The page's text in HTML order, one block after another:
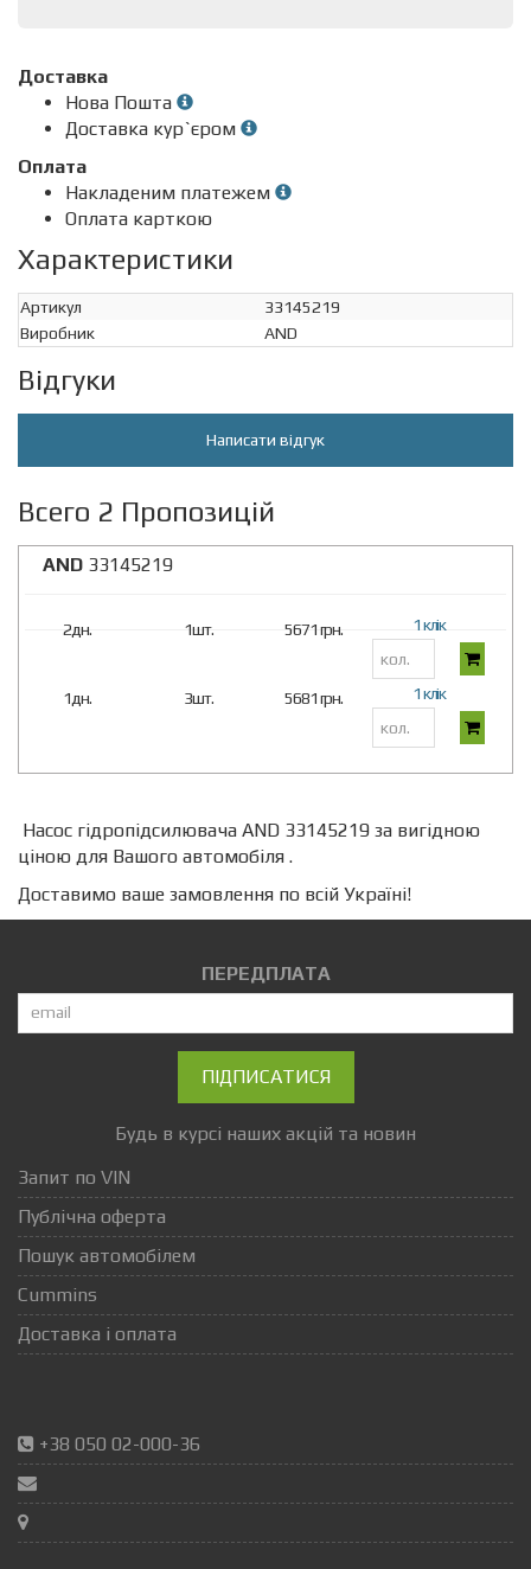
Доставка
Нова Пошта
Доставка кур`єром
Оплата
Накладеним платежем
Оплата карткою
Характеристики
Артикул
33145219
Виробник
AND
Відгуки
Написати відгук
Всего 2 Пропозицій
AND 33145219
2дн. 1шт. 5671 грн. 1 клік
1дн. 3шт. 5681 грн. 1 клік
Насос гідропідсилювача AND 33145219 за вигідною
ціною для Вашого автомобіля .
Доставимо ваше замовлення по всій Україні!
ПЕРЕДПЛАТА
ПІДПИСАТИСЯ
Будь в курсі наших акцій та новин
Запит по VIN
Публічна оферта
Пошук автомобілем
Cummins
Доставка і оплата
+38 050 02-000-36